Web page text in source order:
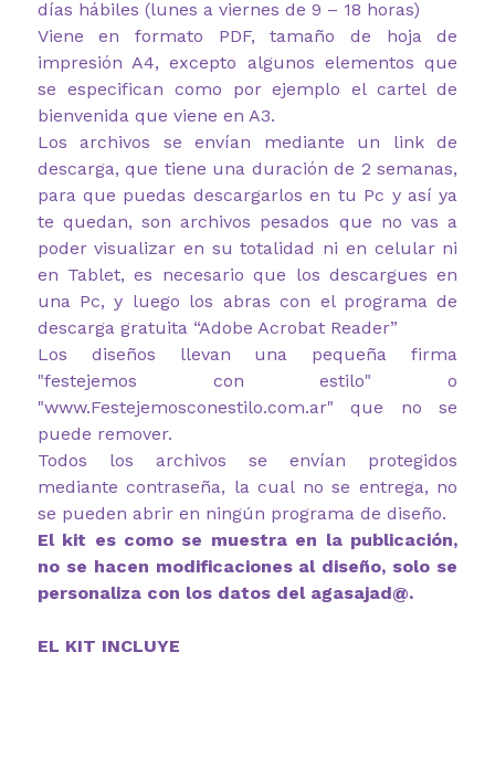
días hábiles (lunes a viernes de 9 – 18 horas)
Viene en formato PDF, tamaño de hoja de
impresión A4, excepto algunos elementos que
se especifican como por ejemplo el cartel de
bienvenida que viene en A3.
Los archivos se envían mediante un link de
descarga, que tiene una duración de 2 semanas,
para que puedas descargarlos en tu Pc y así ya
te quedan, son archivos pesados que no vas a
poder visualizar en su totalidad ni en celular ni
en Tablet, es necesario que los descargues en
una Pc, y luego los abras con el programa de
descarga gratuita “Adobe Acrobat Reader”
Los diseños llevan una pequeña firma
"festejemos con estilo" o
"www.Festejemosconestilo.com.ar" que no se
puede remover.
Todos los archivos se envían protegidos
mediante contraseña, la cual no se entrega, no
se pueden abrir en ningún programa de diseño.
El kit es como se muestra en la publicación,
no se hacen modificaciones al diseño, solo se
personaliza con los datos del agasajad@.
EL KIT INCLUYE